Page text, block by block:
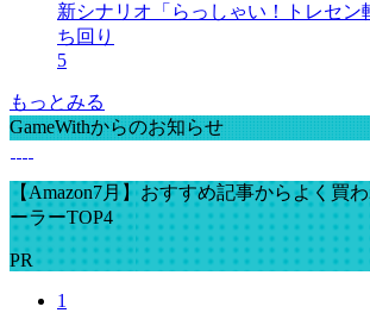
新シナリオ「らっしゃい！トレセン
ち回り
5
もっとみる
GameWithからのお知らせ
【Amazon7月】おすすめ記事からよく買
ーラーTOP4
PR
1